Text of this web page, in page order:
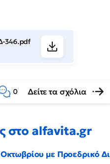
346.pdf
0 Δείτε τα σχόλια
στο alfavita.gr
με Προεδρικό